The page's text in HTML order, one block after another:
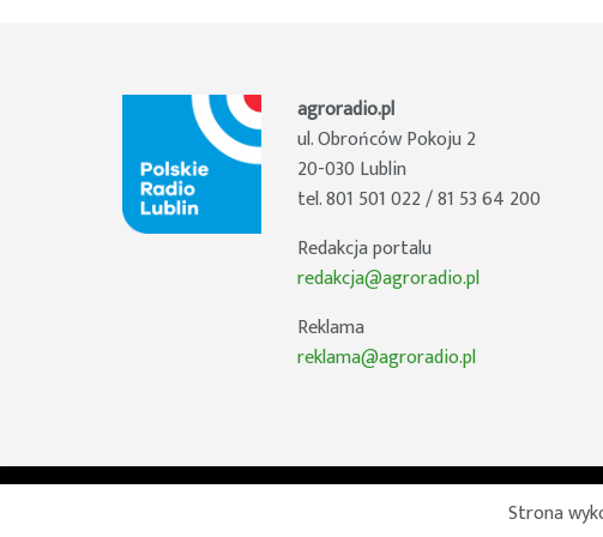
agroradio.pl
ul. Obrońców Pokoju 2
20-030 Lublin
tel. 801 501 022 / 81 53 64 200
Redakcja portalu
redakcja@agroradio.pl
Reklama
reklama@agroradio.pl
©
Strona